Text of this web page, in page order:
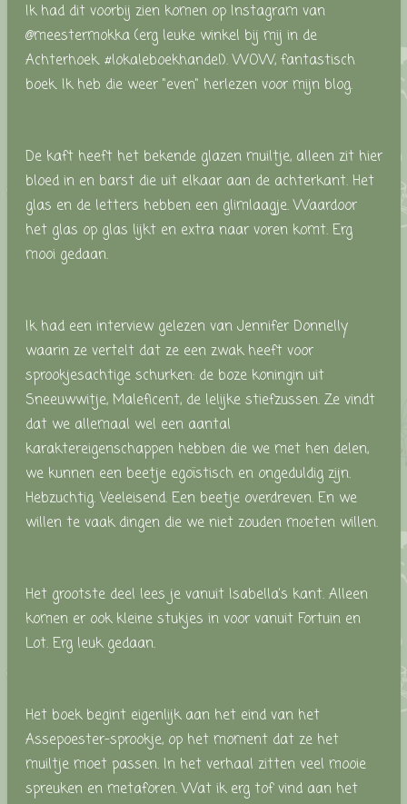
Ik had dit voorbij zien komen op Instagram van
@meestermokka (erg leuke winkel bij mij in de
Achterhoek. #lokaleboekhandel).WOW, fantastisch
boek. Ik heb die weer "even" herlezen voor mijn blog.
De kaft heeft het bekende glazen muiltje, alleen zit hier
bloed in en barst die uit elkaar aan de achterkant. Het
glas en de letters hebben een glimlaagje. Waardoor
het glas op glas lijkt en extra naar voren komt. Erg
mooi gedaan.
Ik had een interview gelezen van Jennifer Donnelly
waarin ze vertelt dat ze een zwak heeft voor
sprookjesachtige schurken: de boze koningin uit
Sneeuwwitje, Maleficent, de lelijke stiefzussen. Ze vindt
dat we allemaal wel een aantal
karaktereigenschappen hebben die we met hen delen,
we kunnen een beetje egoïstisch en ongeduldig zijn.
Hebzuchtig. Veeleisend. Een beetje overdreven. En we
willen te vaak dingen die we niet zouden moeten willen.
Het grootste deel lees je vanuit Isabella's kant. Alleen
komen er ook kleine stukjes in voor vanuit Fortuin en
Lot. Erg leuk gedaan.
Het boek begint eigenlijk aan het eind van het
Assepoester-sprookje, op het moment dat ze het
muiltje moet passen. In het verhaal zitten veel mooie
spreuken en metaforen. Wat ik erg tof vind aan het